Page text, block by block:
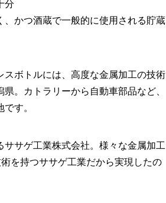
分
、かつ酒蔵で一般的に使用される貯蔵
ボトルには、高度な金属加工の技術
。カトラリーから自動車部品など、
す。
サゲ工業株式会社。様々な金属加工
を持つササゲ工業だから実現したの